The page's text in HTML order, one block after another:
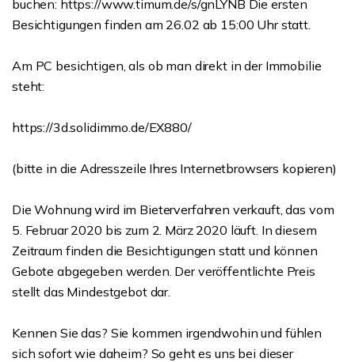
buchen: https://www.timum.de/s/gnLYNB Die ersten
Besichtigungen finden am 26.02 ab 15:00 Uhr statt.
Am PC besichtigen, als ob man direkt in der Immobilie
steht:
https://3d.solidimmo.de/EX880/
(bitte in die Adresszeile Ihres Internetbrowsers kopieren)
Die Wohnung wird im Bieterverfahren verkauft, das vom
5. Februar 2020 bis zum 2. März 2020 läuft. In diesem
Zeitraum finden die Besichtigungen statt und können
Gebote abgegeben werden. Der veröffentlichte Preis
stellt das Mindestgebot dar.
Kennen Sie das? Sie kommen irgendwohin und fühlen
sich sofort wie daheim? So geht es uns bei dieser